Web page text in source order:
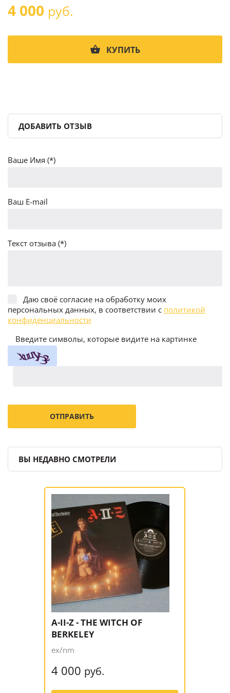
4 000 руб.
КУПИТЬ
ДОБАВИТЬ ОТЗЫВ
Ваше Имя (*)
Ваш E-mail
Текст отзыва (*)
Даю своё согласие на обработку моих
персональных данных, в соответствии с политикой
конфиденциальности
Введите символы, которые видите на картинке
ВЫ НЕДАВНО СМОТРЕЛИ
A-II-Z - THE WITCH OF
BERKELEY
ex/nm
4 000 руб.